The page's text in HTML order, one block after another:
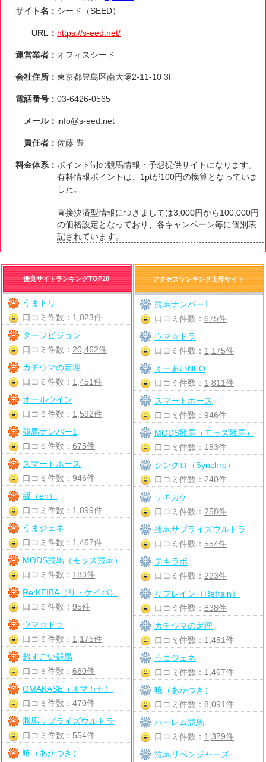
サイト名： シード（SEED）
URL： https://s-eed.net/
運営業者： オフィスシード
会社住所：東京都豊島区南大塚2-11-10 3F
電話番号：03-6426-0565
メール： info@s-eed.net
責任者：佐藤 豊
料金体系： ポイント制の競馬情報・予想提供サイトになります。
有料情報ポイントは、1ptが100円の換算となっていま
した。
直接決済型情報につきましては3,000円から100,000円
の価格設定となっており、各キャンペーン毎に個別表
記されています。
優良サイトランキングTOP20
うまトリ
口コミ件数： 1,023件
ターフビジョン
口コミ件数： 20,462件
カチウマの定理
口コミ件数： 1,451件
オールウイン
口コミ件数： 1,592件
競馬ナンバー1
口コミ件数：675件
スマートホース
口コミ件数：946件
縁（en）
口コミ件数： 1,899件
うまジェネ
口コミ件数： 1,467件
MODS競馬（モッズ競馬）
口コミ件数： 183件
Re:KEIBA（リ・ケイバ）
口コミ件数：95件
ウマ☆ドラ
口コミ件数： 1,175件
超すごい競馬
口コミ件数：680件
OMAKASE（オマカセ）
口コミ件数：470件
勝馬サプライズウルトラ
口コミ件数： 554件
暁（あかつき）
アクセスランキング上昇サイト
競馬ナンバー1
口コミ件数： 675件
ウマ☆ドラ
口コミ件数： 1,175件
えーあいNEO
口コミ件数： 1,811件
スマートホース
口コミ件数： 946件
MODS競馬（モッズ競馬）
口コミ件数： 183件
シンクロ（Synchro）
口コミ件数： 240件
サキガケ
口コミ件数： 258件
勝馬サプライズウルトラ
口コミ件数： 554件
テキラボ
口コミ件数： 223件
リフレイン（Refrain）
口コミ件数： 838件
カチウマの定理
口コミ件数： 1,451件
うまジェネ
口コミ件数： 1,467件
暁（あかつき）
口コミ件数： 8,091件
ハーレム競馬
口コミ件数： 1,379件
競馬リベンジャーズ